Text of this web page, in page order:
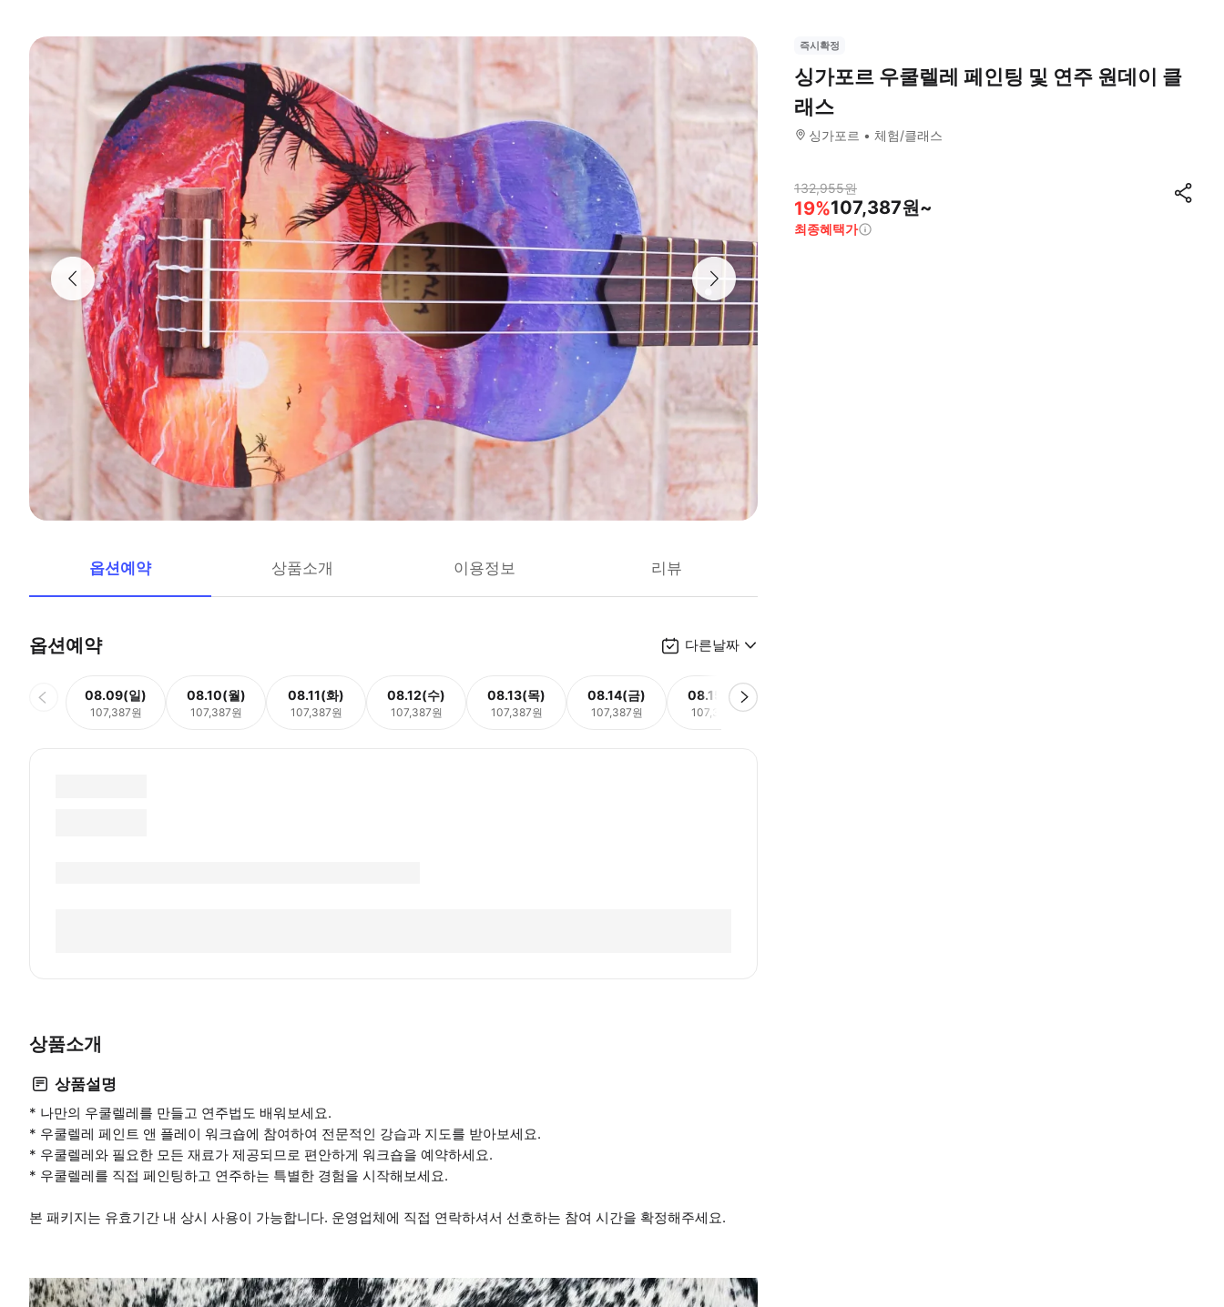
옵션예약 상품소개 이용정보 리뷰
옵션예약 다른날짜
08.09(일)
107,387원
08.10(월)
107,387원
08.11(화)
107,387원
08.12(수)
107,387원
08.13(목)
107,387원
08.14(금)
107,387원
08.15(토)
107,387원
상품소개
상품설명
* 나만의 우쿨렐레를 만들고 연주법도 배워보세요.
* 우쿨렐레 페인트 앤 플레이 워크숍에 참여하여 전문적인 강습과 지도를 받아보세요.
* 우쿨렐레와 필요한 모든 재료가 제공되므로 편안하게 워크숍을 예약하세요.
* 우쿨렐레를 직접 페인팅하고 연주하는 특별한 경험을 시작해보세요.
본 패키지는 유효기간 내 상시 사용이 가능합니다. 운영업체에 직접 연락하셔서 선호하는 참여 시간을 확정해주세요.
즉시확정
싱가포르 우쿨렐레 페인팅 및 연주 원데이 클
래스
싱가포르 체험/클래스
132,955원
19%107,387원~
최종혜택가